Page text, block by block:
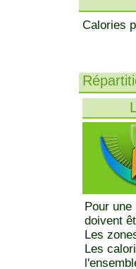
Calories
Pour
doivent
Les
Les